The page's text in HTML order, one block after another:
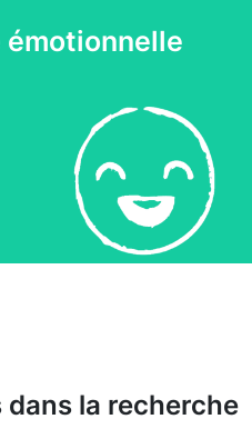
dans la recherche